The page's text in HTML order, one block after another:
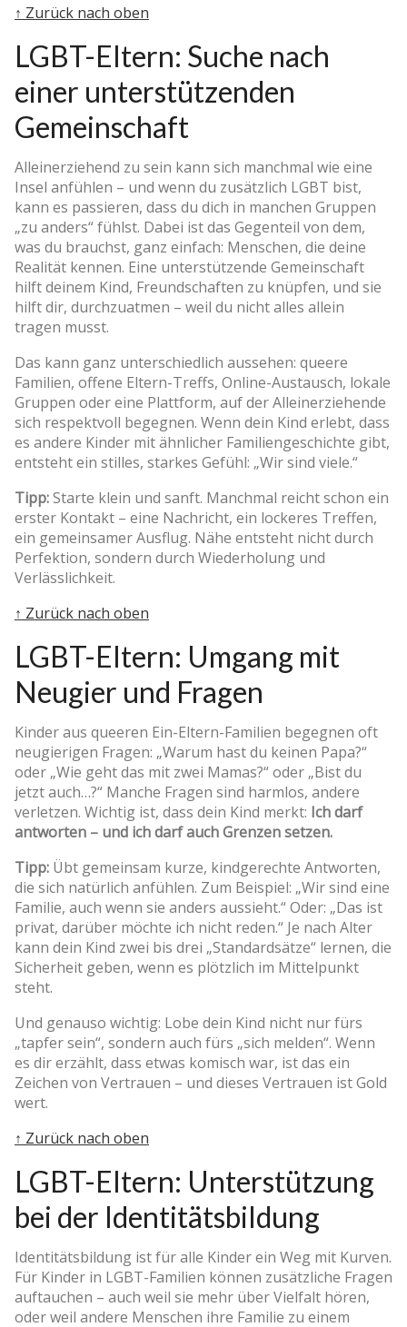
↑ Zurück nach oben
LGBT-Eltern: Suche nach
einer unterstützenden
Gemeinschaft
Alleinerziehend zu sein kann sich manchmal wie eine
Insel anfühlen – und wenn du zusätzlich LGBT bist,
kann es passieren, dass du dich in manchen Gruppen
„zu anders“ fühlst. Dabei ist das Gegenteil von dem,
was du brauchst, ganz einfach: Menschen, die deine
Realität kennen. Eine unterstützende Gemeinschaft
hilft deinem Kind, Freundschaften zu knüpfen, und sie
hilft dir, durchzuatmen – weil du nicht alles allein
tragen musst.
Das kann ganz unterschiedlich aussehen: queere
Familien, offene Eltern-Treffs, Online-Austausch, lokale
Gruppen oder eine Plattform, auf der Alleinerziehende
sich respektvoll begegnen. Wenn dein Kind erlebt, dass
es andere Kinder mit ähnlicher Familiengeschichte gibt,
entsteht ein stilles, starkes Gefühl: „Wir sind viele.“
Tipp:Starte klein und sanft. Manchmal reicht schon ein
erster Kontakt – eine Nachricht, ein lockeres Treffen,
ein gemeinsamer Ausflug. Nähe entsteht nicht durch
Perfektion, sondern durch Wiederholung und
Verlässlichkeit.
↑ Zurück nach oben
LGBT-Eltern: Umgang mit
Neugier und Fragen
Kinder aus queeren Ein-Eltern-Familien begegnen oft
neugierigen Fragen: „Warum hast du keinen Papa?“
oder „Wie geht das mit zwei Mamas?“ oder „Bist du
jetzt auch…?“ Manche Fragen sind harmlos, andere
verletzen. Wichtig ist, dass dein Kind merkt: Ich darf
antworten – und ich darf auch Grenzen setzen.
Tipp: Übt gemeinsam kurze, kindgerechte Antworten,
die sich natürlich anfühlen. Zum Beispiel: „Wir sind eine
Familie, auch wenn sie anders aussieht.“ Oder: „Das ist
privat, darüber möchte ich nicht reden.“ Je nach Alter
kann dein Kind zwei bis drei „Standardsätze“ lernen, die
Sicherheit geben, wenn es plötzlich im Mittelpunkt
steht.
Und genauso wichtig: Lobe dein Kind nicht nur fürs
„tapfer sein“, sondern auch fürs „sich melden“. Wenn
es dir erzählt, dass etwas komisch war, ist das ein
Zeichen von Vertrauen – und dieses Vertrauen ist Gold
wert.
↑ Zurück nach oben
LGBT-Eltern: Unterstützung
bei der Identitätsbildung
Identitätsbildung ist für alle Kinder ein Weg mit Kurven.
Für Kinder in LGBT-Familien können zusätzliche Fragen
auftauchen – auch weil sie mehr über Vielfalt hören,
oder weil andere Menschen ihre Familie zu einem